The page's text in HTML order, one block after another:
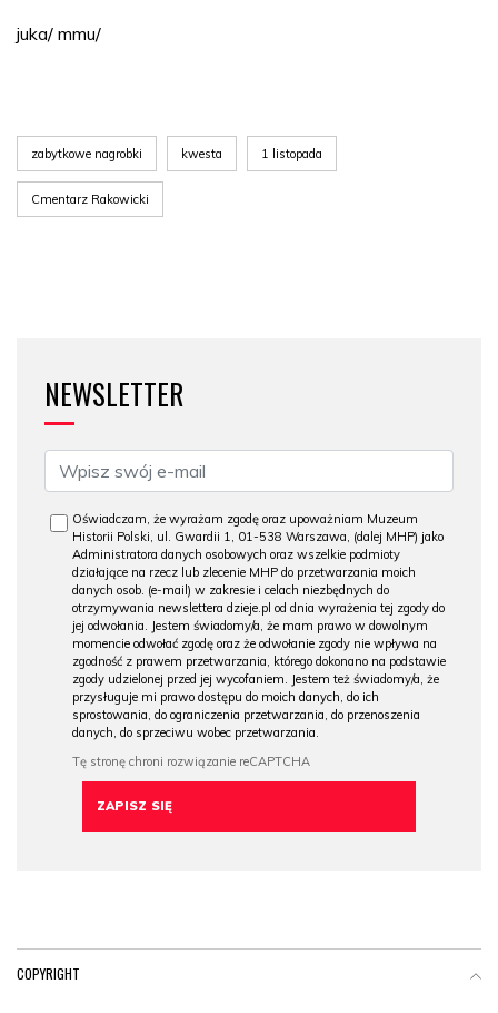
juka/ mmu/
zabytkowe nagrobki kwesta 1 listopada
Cmentarz Rakowicki
NEWSLETTER
Oświadczam, że wyrażam zgodę oraz upoważniam Muzeum
Historii Polski, ul. Gwardii 1, 01-538 Warszawa, (dalej MHP) jako
Administratora danych osobowych oraz wszelkie podmioty
działające na rzecz lub zlecenie MHP do przetwarzania moich
danych osob. (e-mail) w zakresie i celach niezbędnych do
otrzymywania newslettera dzieje.pl od dnia wyrażenia tej zgody do
jej odwołania. Jestem świadomy/a, że mam prawo w dowolnym
momencie odwołać zgodę oraz że odwołanie zgody nie wpływa na
zgodność z prawem przetwarzania, którego dokonano na podstawie
zgody udzielonej przed jej wycofaniem. Jestem też świadomy/a, że
przysługuje mi prawo dostępu do moich danych, do ich
sprostowania, do ograniczenia przetwarzania, do przenoszenia
danych, do sprzeciwu wobec przetwarzania.
COPYRIGHT